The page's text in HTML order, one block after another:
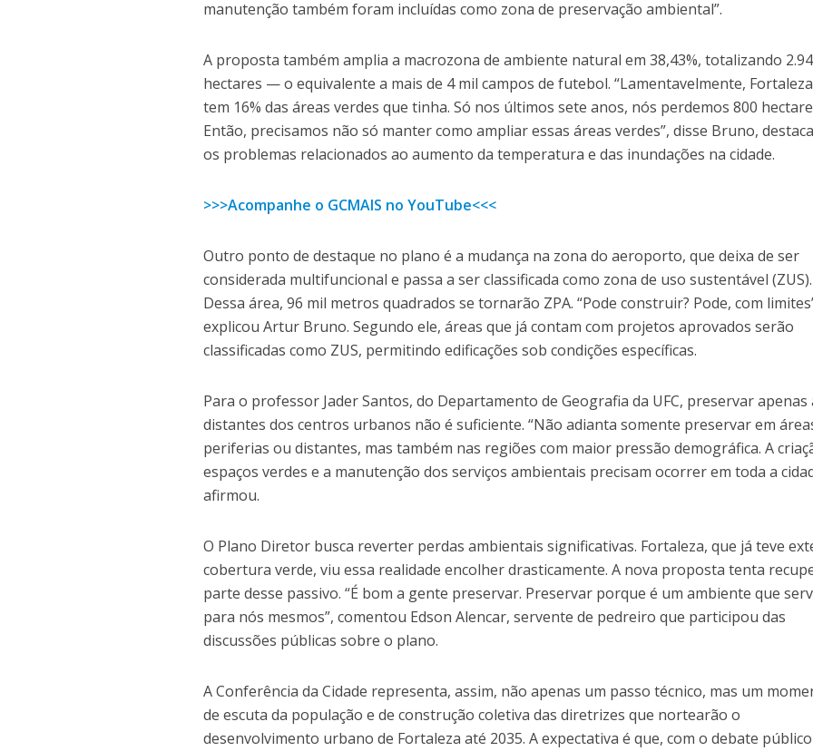
manutenção também foram incluídas como zona de preservação ambiental”.
A proposta também amplia a macrozona de ambiente natural em 38,43%, totalizando
hectares — o equivalente a mais de 4 mil campos de futebol. “Lamentavelmente,
tem 16% das áreas verdes que tinha. Só nos últimos sete anos, nós perdemos 800
Então, precisamos não só manter como ampliar essas áreas verdes”, disse Bruno,
os problemas relacionados ao aumento da temperatura e das inundações na cidade.
>>>Acompanhe o GCMAIS no YouTube<<<
Outro ponto de destaque no plano é a mudança na zona do aeroporto, que deixa de ser
considerada multifuncional e passa a ser classificada como zona de uso sustentável (ZUS).
Dessa área, 96 mil metros quadrados se tornarão ZPA. “Pode construir? Pode, com
explicou Artur Bruno. Segundo ele, áreas que já contam com projetos aprovados serão
classificadas como ZUS, permitindo edificações sob condições específicas.
Para o professor Jader Santos, do Departamento de Geografia da UFC, preservar apenas
distantes dos centros urbanos não é suficiente. “Não adianta somente preservar em
periferias ou distantes, mas também nas regiões com maior pressão demográfica. A
espaços verdes e a manutenção dos serviços ambientais precisam ocorrer em toda a
afirmou.
O Plano Diretor busca reverter perdas ambientais significativas. Fortaleza, que já teve
cobertura verde, viu essa realidade encolher drasticamente. A nova proposta tenta
parte desse passivo. “É bom a gente preservar. Preservar porque é um ambiente que
para nós mesmos”, comentou Edson Alencar, servente de pedreiro que participou das
discussões públicas sobre o plano.
A Conferência da Cidade representa, assim, não apenas um passo técnico, mas um
de escuta da população e de construção coletiva das diretrizes que nortearão o
desenvolvimento urbano de Fortaleza até 2035. A expectativa é que, com o debate